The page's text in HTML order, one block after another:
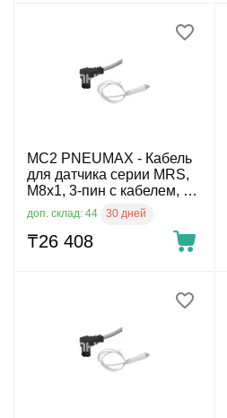
MC2 PNEUMAX - Кабель
для датчика серии MRS,
M8x1, 3-пин с кабелем, 2-
доп. склад: 44 30 дней
₸26 408